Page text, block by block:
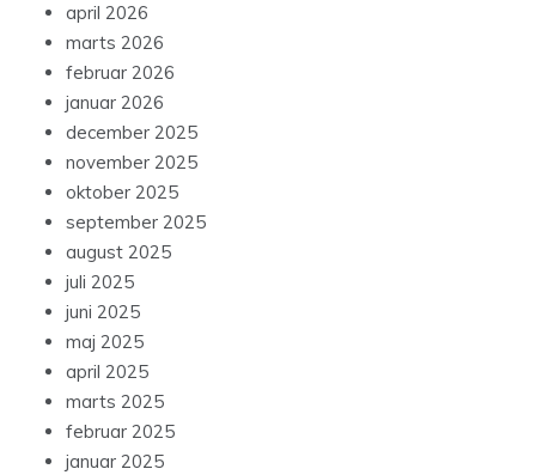
april 2026
marts 2026
februar 2026
januar 2026
december 2025
november 2025
oktober 2025
september 2025
august 2025
juli 2025
juni 2025
maj 2025
april 2025
marts 2025
februar 2025
januar 2025